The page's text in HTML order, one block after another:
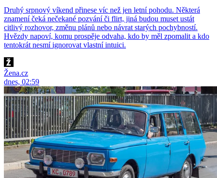
Druhý srpnový víkend přinese víc než jen letní pohodu. Některá
znamení čeká nečekané pozvání či flirt, jiná budou muset ustát
citlivý rozhovor, změnu plánů nebo návrat starých pochybností.
Hvězdy napoví, komu prospěje odvaha, kdo by měl zpomalit a kdo
tentokrát nesmí ignorovat vlastní intuici.
Žena.cz
dnes, 02:59